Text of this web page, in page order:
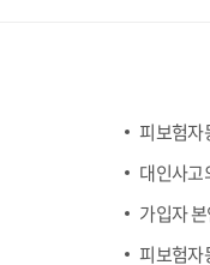
피보험자
대인사고
가입자
피보험자